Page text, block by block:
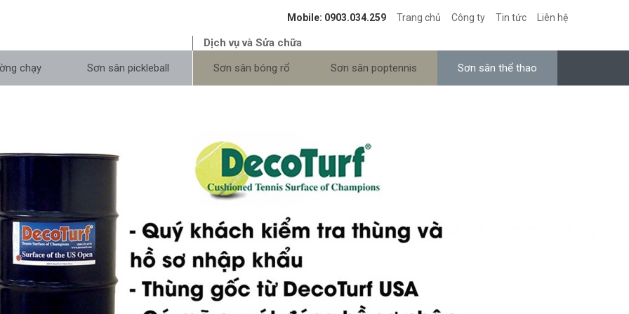
Mobile: 0903.034.259 Trang chủ Công ty Tin tức Liên hệ
Dịch vụ và Sửa chữa
chạy
Sơn sân pickleball Sơn sân bóng rổ Sơn sân poptennis Sơn sân thể thao